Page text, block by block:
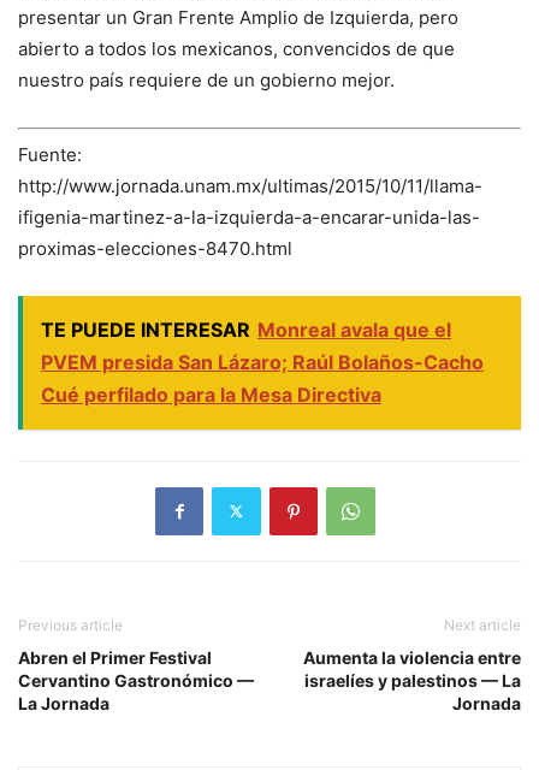
presentar un Gran Frente Amplio de Izquierda, pero
abierto a todos los mexicanos, convencidos de que
nuestro país requiere de un gobierno mejor.
Fuente:
http://www.jornada.unam.mx/ultimas/2015/10/11/llama-
ifigenia-martinez-a-la-izquierda-a-encarar-unida-las-
proximas-elecciones-8470.html
TE PUEDE INTERESAR Monreal avala que el
PVEM presida San Lázaro; Raúl Bolaños-Cacho
Cué perfilado para la Mesa Directiva
Previous article
Abren el Primer Festival
Cervantino Gastronómico —
La Jornada
Next article
Aumenta la violencia entre
israelíes y palestinos — La
Jornada